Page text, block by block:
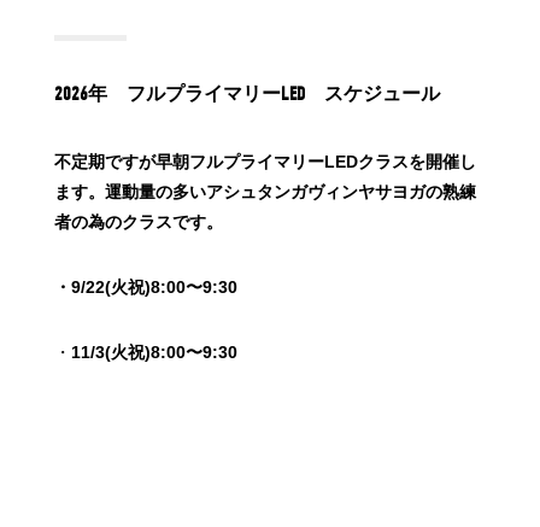
2026年 フルプライマリーLED スケジュール
不定期ですが早朝フルプライマリーLEDクラスを開催し
ます。運動量の多いアシュタンガヴィンヤサヨガの熟練
者の為のクラスです。
・9/22(火祝)8:00〜9:30
・ 11/3(火祝)8:00〜9:30